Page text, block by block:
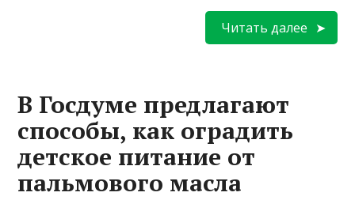
Читать далее
В Госдуме предлагают
способы, как оградить
детское питание от
пальмового масла